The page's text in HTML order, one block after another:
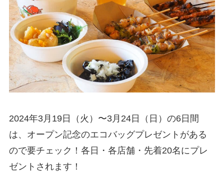
2024年3月19日（火）〜3月24日（日）の6日間
は、オープン記念のエコバッグプレゼントがある
ので要チェック！各日・各店舗・先着20名にプレ
ゼントされます！